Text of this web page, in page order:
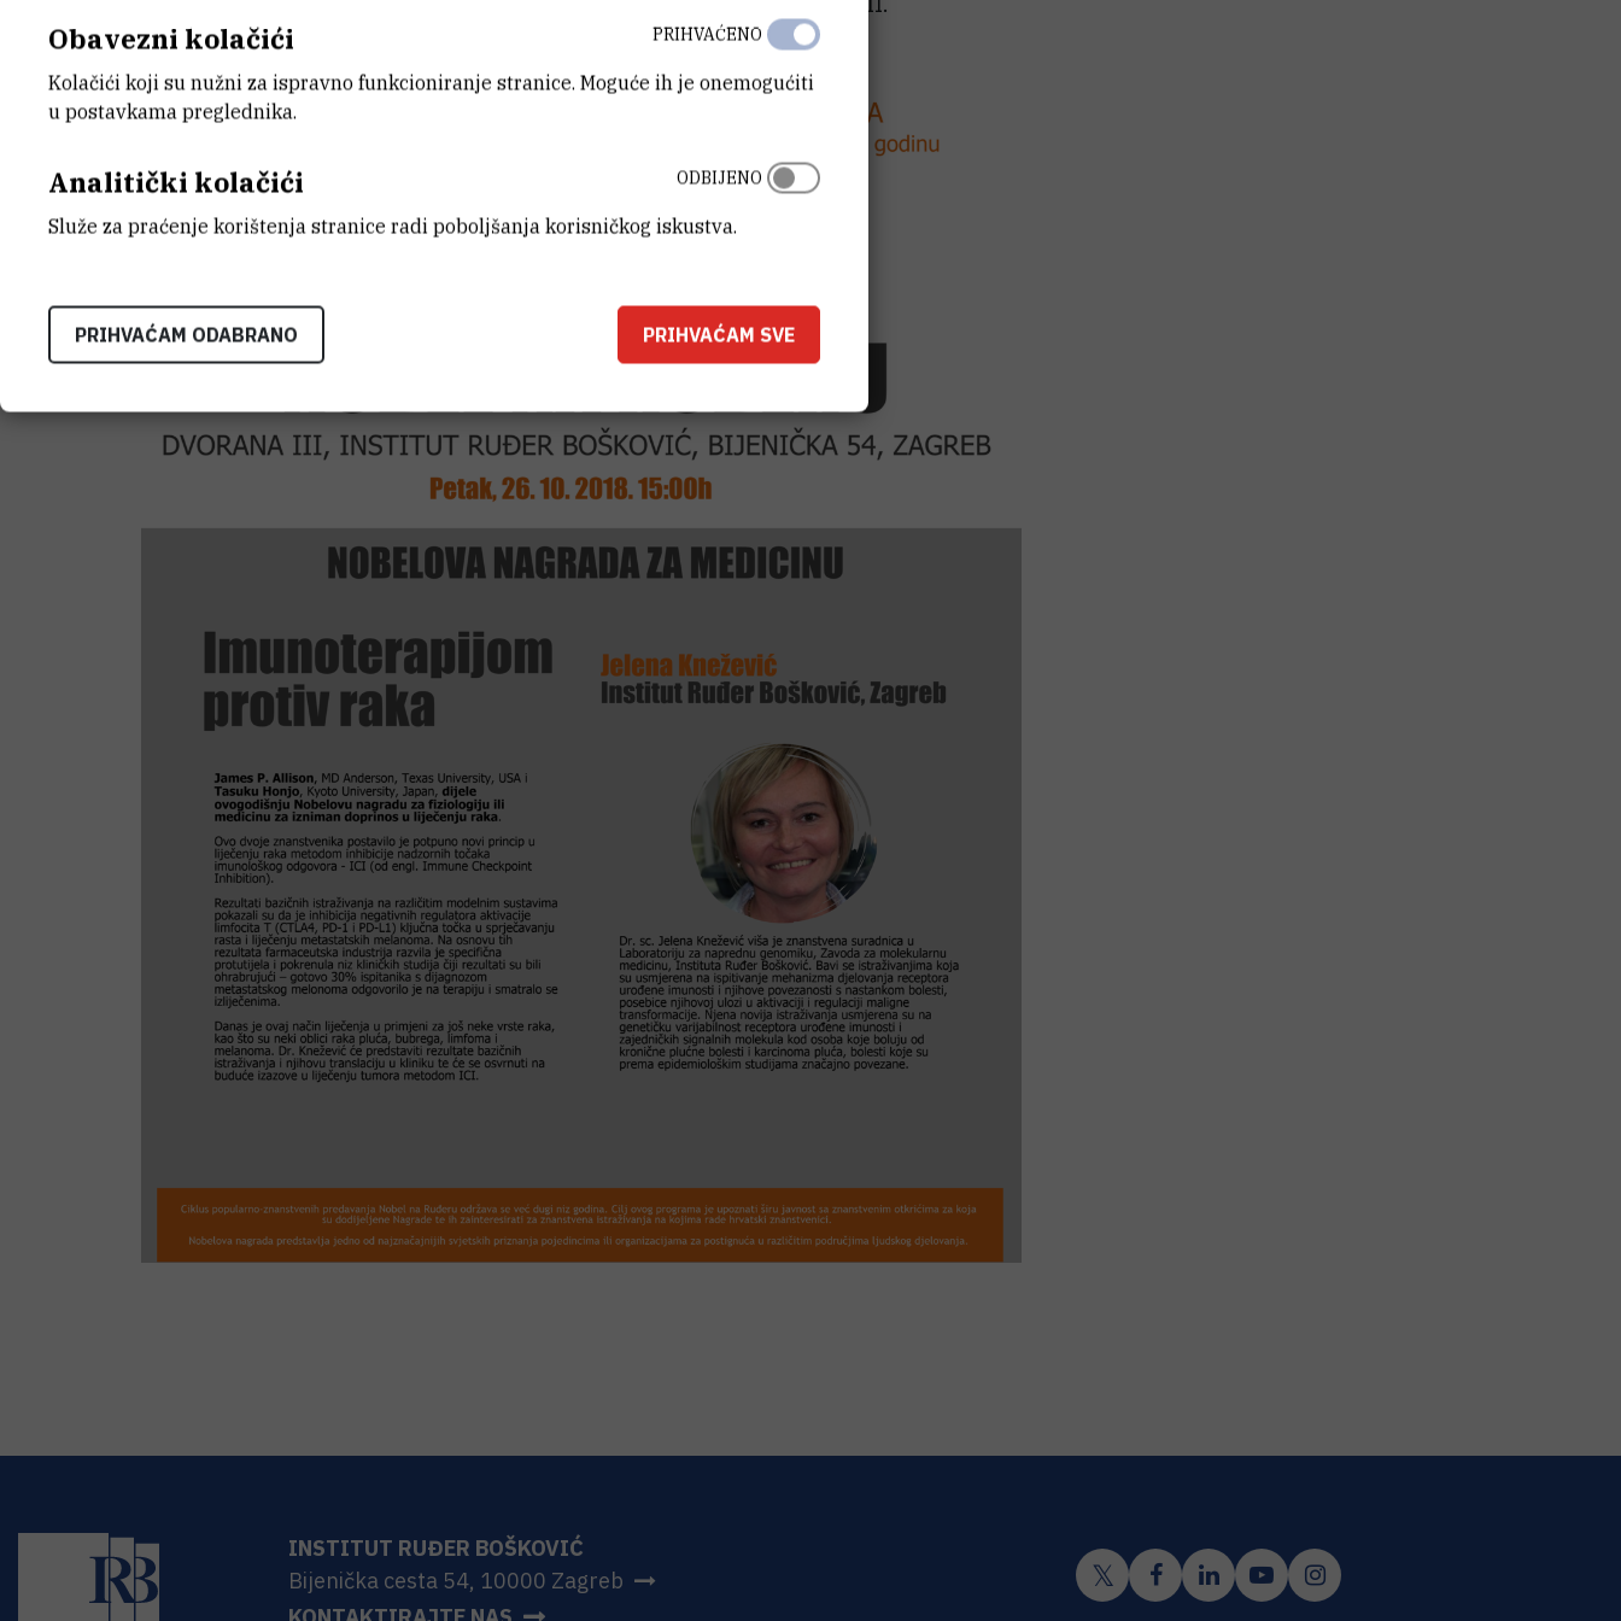
krilanaInstitutu Ruđer Bošković, Bijenička 54, Zagreb.
INSTITUT RUĐER BOŠKOVIĆ
Bijenička cesta 54, 10000 Zagreb
Obavezni kolačići
Kolačići koji su nužni za ispravno funkcioniranje stranice. Moguće ih je onemogućiti
u postavkama preglednika.
PRIHVAĆENO
Analitički kolačići
Služe za praćenje korištenja stranice radi poboljšanja korisničkog iskustva.
ODBIJENO
PRIHVAĆAM ODABRANO PRIHVAĆAM SVE